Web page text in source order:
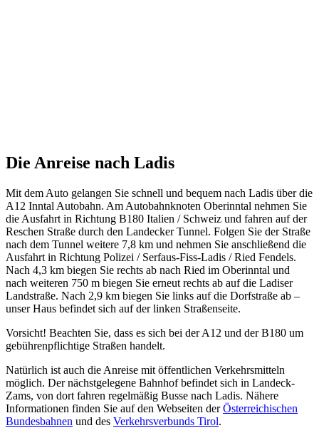
Die Anreise nach Ladis
Mit dem Auto gelangen Sie schnell und bequem nach Ladis über die
A12 Inntal Autobahn. Am Autobahnknoten Oberinntal nehmen Sie
die Ausfahrt in Richtung B180 Italien / Schweiz und fahren auf der
Reschen Straße durch den Landecker Tunnel. Folgen Sie der Straße
nach dem Tunnel weitere 7,8 km und nehmen Sie anschließend die
Ausfahrt in Richtung Polizei / Serfaus-Fiss-Ladis / Ried Fendels.
Nach 4,3 km biegen Sie rechts ab nach Ried im Oberinntal und
nach weiteren 750 m biegen Sie erneut rechts ab auf die Ladiser
Landstraße. Nach 2,9 km biegen Sie links auf die Dorfstraße ab –
unser Haus befindet sich auf der linken Straßenseite.
Vorsicht! Beachten Sie, dass es sich bei der A12 und der B180 um
gebührenpflichtige Straßen handelt.
Natürlich ist auch die Anreise mit öffentlichen Verkehrsmitteln
möglich. Der nächstgelegene Bahnhof befindet sich in Landeck-
Zams, von dort fahren regelmäßig Busse nach Ladis. Nähere
Informationen finden Sie auf den Webseiten derÖsterreichischen
Bundesbahnen und des Verkehrsverbunds Tirol.